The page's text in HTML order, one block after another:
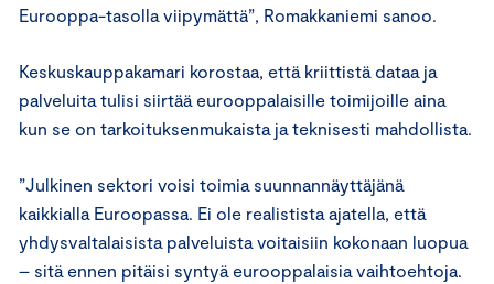
Eurooppa-tasolla viipymättä”, Romakkaniemi sanoo.
Keskuskauppakamari korostaa, että kriittistä dataa ja
palveluita tulisi siirtää eurooppalaisille toimijoille aina
kun se on tarkoituksenmukaista ja teknisesti mahdollista.
”Julkinen sektori voisi toimia suunnannäyttäjänä
kaikkialla Euroopassa. Ei ole realistista ajatella, että
yhdysvaltalaisista palveluista voitaisiin kokonaan luopua
– sitä ennen pitäisi syntyä eurooppalaisia vaihtoehtoja.